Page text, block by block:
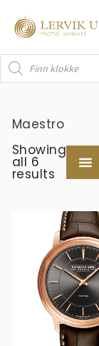
rett
innholdet
Products
search
Maestro
Showing
all 6
results